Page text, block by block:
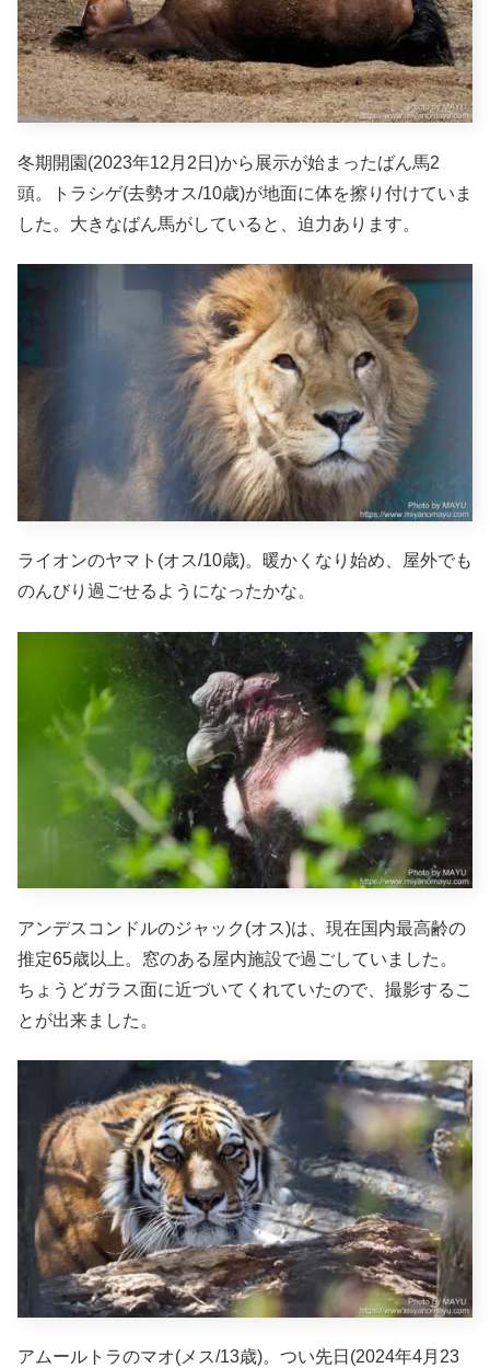
冬期開園(2023年12月2日)から展示が始まったばん馬2
頭。トラシゲ(去勢オス/10歳)が地面に体を擦り付けていま
した。大きなばん馬がしていると、迫力あります。
ライオンのヤマト(オス/10歳)。暖かくなり始め、屋外でも
のんびり過ごせるようになったかな。
アンデスコンドルのジャック(オス)は、現在国内最高齢の
推定65歳以上。窓のある屋内施設で過ごしていました。
ちょうどガラス面に近づいてくれていたので、撮影するこ
とが出来ました。
アムールトラのマオ(メス/13歳)。 つい先日(2024年4月23